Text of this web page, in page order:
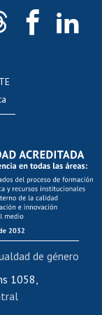
1058,
de género